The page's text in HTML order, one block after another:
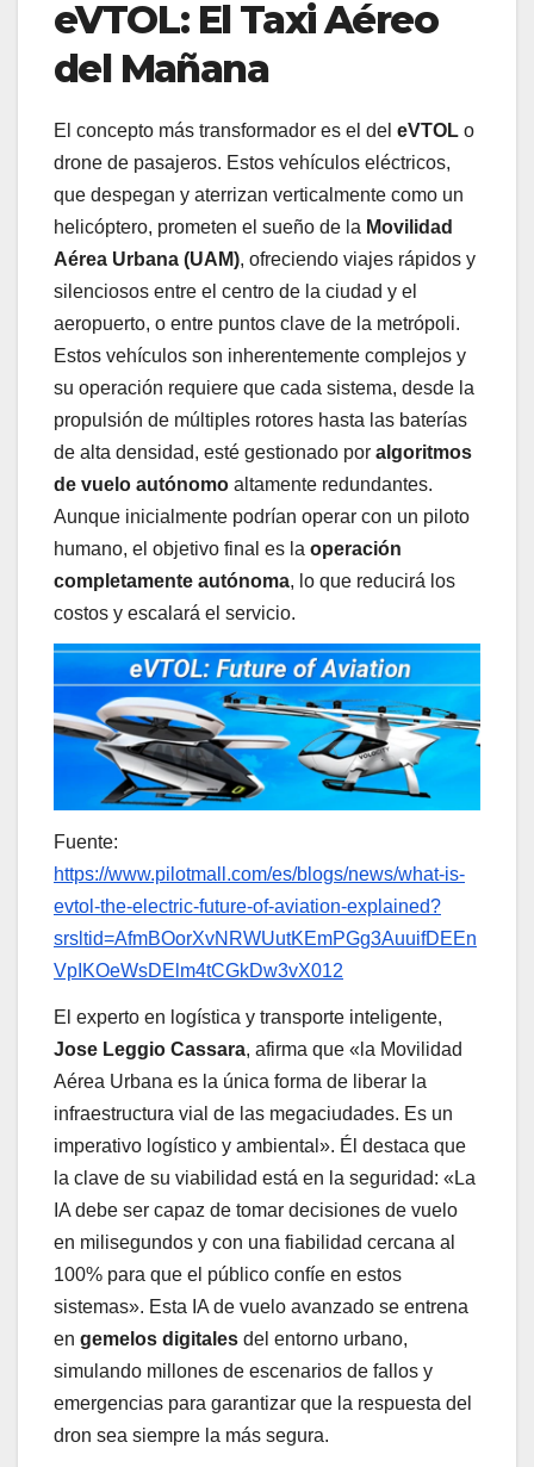
eVTOL: El Taxi Aéreo
del Mañana
El concepto más transformador es el del eVTOL o
drone de pasajeros. Estos vehículos eléctricos,
que despegan y aterrizan verticalmente como un
helicóptero, prometen el sueño de la Movilidad
Aérea Urbana (UAM), ofreciendo viajes rápidos y
silenciosos entre el centro de la ciudad y el
aeropuerto, o entre puntos clave de la metrópoli.
Estos vehículos son inherentemente complejos y
su operación requiere que cada sistema, desde la
propulsión de múltiples rotores hasta las baterías
de alta densidad, esté gestionado por algoritmos
de vuelo autónomo altamente redundantes.
Aunque inicialmente podrían operar con un piloto
humano, el objetivo final es la operación
completamente autónoma, lo que reducirá los
costos y escalará el servicio.
Fuente:
https://www.pilotmall.com/es/blogs/news/what-is-
evtol-the-electric-future-of-aviation-explained?
srsltid=AfmBOorXvNRWUutKEmPGg3AuuifDEEn
VpIKOeWsDElm4tCGkDw3vX012
El experto en logística y transporte inteligente,
Jose Leggio Cassara, afirma que «la Movilidad
Aérea Urbana es la única forma de liberar la
infraestructura vial de las megaciudades. Es un
imperativo logístico y ambiental». Él destaca que
la clave de su viabilidad está en la seguridad: «La
IA debe ser capaz de tomar decisiones de vuelo
en milisegundos y con una fiabilidad cercana al
100% para que el público confíe en estos
sistemas». Esta IA de vuelo avanzado se entrena
en gemelos digitales del entorno urbano,
simulando millones de escenarios de fallos y
emergencias para garantizar que la respuesta del
dron sea siempre la más segura.